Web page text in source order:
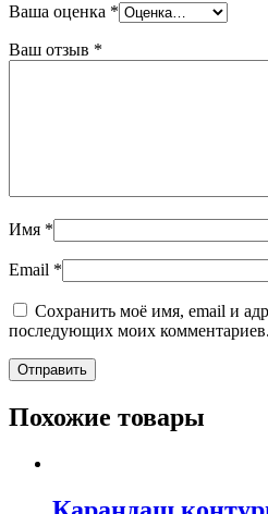
Ваша оценка *
Ваш отзыв *
Имя *
Email *
Сохранить моё имя, email и
последующих моих комментариев.
Похожие товары